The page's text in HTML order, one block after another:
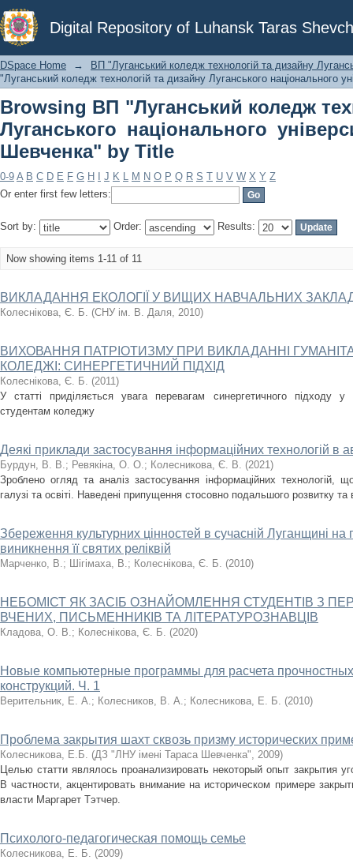
Digital Repository of Luhansk Taras
Browsing ВП "Луганський
національного університету імені
DSpace Home →
ВП "Луганський коледж технологій та дизайну
"Луганський коледж технологій та дизайну Луганського національного
Browsing ВП "Луганський коледж
Луганського національного
Шевченка" by Title
0-9 A B C D E F G H J K L M N O P Q R S T U V W X Y Z
Or enter first few letters:
Sort by: Order: Results:
Now showing items 1-11 of 11
ВИКЛАДАННЯ ЕКОЛОГІЇ У ВИЩИХ НАВЧАЛЬНИХ
Колеснікова, Є. Б. (СНУ ім. В. Даля, 2010)
ВИХОВАННЯ ПАТРІОТИЗМУ ПРИ ВИКЛАДАННІ
КОЛЕДЖІ: СИНЕРГЕТИЧНИЙ ПІДХІД
Колеснікова, Є. Б. (2011)
У статті приділяється увага перевагам синергетичного підходу у
студентам коледжу
Деякі приклади застосування інформаційних технологій в
Бурдун, В. В.; Ревякіна, О. О.; Колесникова, Є. В. (2021)
Зроблено огляд та аналіз застосування інформаційних технологій,
галузі та освіті. Наведені припущення стосовно подальшого розвитку
Збереження культурних цінностей в сучасній Луганщині на
виникнення її святих реліквій
Марченко, В.; Шігімаха, В.; Колеснікова, Є. Б. (2010)
НЕБОМІСТ ЯК ЗАСІБ ОЗНАЙОМЛЕННЯ СТУДЕНТІВ З
ВЧЕНИХ, ПИСЬМЕННИКІВ ТА ЛІТЕРАТУРОЗНАВЦІВ
Кладова, О. В.; Колеснікова, Є. Б. (2020)
Новые компьютерные программы для расчета
конструкций. Ч. 1
Верительник, Е. А.; Колесников, В. А.; Колесникова, Е. Б. (2010)
Проблема закрытия шахт сквозь призму исторических
Колесникова, Е.Б. (ДЗ "ЛНУ імені Тараса Шевченка", 2009)
Целью статти являлось проанализировать некоторый опыт закрытия
В частности, акцентировать внимание на историческом примере
власти Маргарет Тэтчер.
Психолого-педагогическая помощь семье
Колесникова, Е. Б. (2009)